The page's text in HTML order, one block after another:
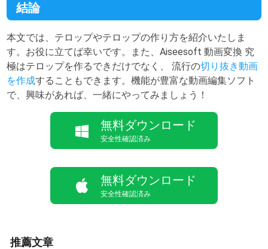
結論
本文では、テロップやテロップの作り方を紹介いたしま
す。お役に立てば幸いです。また、Aiseesoft 動画変換 究
極はテロップを作るできだけでなく、 流行の切り抜き動画
を作成することもできます。機能が豊富な動画編集ソフト
で、興味があれば、一緒にやってみましょう！
無料ダウンロード
安全性確認済み
無料ダウンロード
安全性確認済み
推薦文章